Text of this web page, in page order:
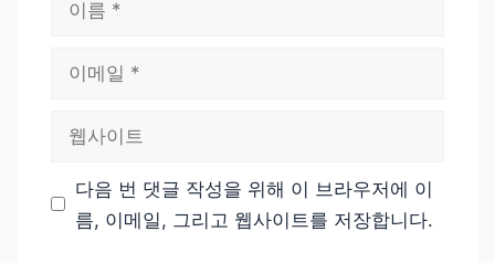
트
다음 번 댓글 작성을 위해 이 브라우저에 이
름, 이메일, 그리고 웹사이트를 저장합니다.